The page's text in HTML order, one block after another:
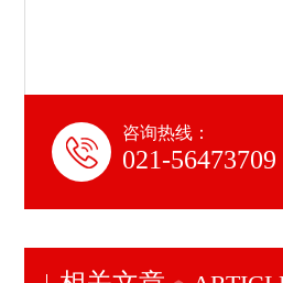
咨询热线：
021-56473709